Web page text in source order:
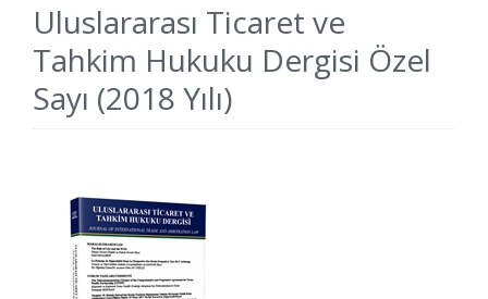
Uluslararası Ticaret ve
Tahkim Hukuku Dergisi Özel
Sayı (2018 Yılı)